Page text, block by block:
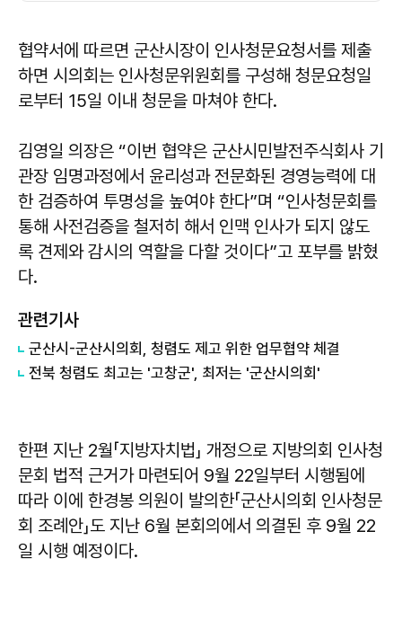
협약서에 따르면 군산시장이 인사청문요청서를 제출
하면 시의회는 인사청문위원회를 구성해 청문요청일
로부터 15일 이내 청문을 마쳐야 한다.
김영일 의장은 “이번 협약은 군산시민발전주식회사 기
관장 임명과정에서 윤리성과 전문화된 경영능력에 대
한 검증하여 투명성을 높여야 한다”며 “인사청문회를
통해 사전검증을 철저히 해서 인맥 인사가 되지 않도
록 견제와 감시의 역할을 다할 것이다”고 포부를 밝혔
다.
관련기사
군산시-군산시의회, 청렴도 제고 위한 업무협약 체결
전북 청렴도 최고는 '고창군', 최저는 '군산시의회'
한편 지난 2월「지방자치법」 개정으로 지방의회 인사청
문회 법적 근거가 마련되어 9월 22일부터 시행됨에
따라 이에 한경봉 의원이 발의한「군산시의회 인사청문
회 조례안」도 지난 6월 본회의에서 의결된 후 9월 22
일 시행 예정이다.